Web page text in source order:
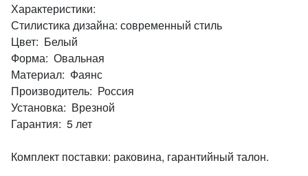
Характеристики:
Стилистика дизайна: современный стиль
Цвет: Белый
Форма: Овальная
Материал: Фаянс
Производитель: Россия
Установка: Врезной
Гарантия: 5 лет
Комплект поставки: раковина, гарантийный талон.